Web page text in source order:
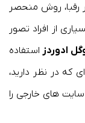
روش منحصر
از افراد تصور
ادوردز استفاده
در نظر دارید،
سایت های خارجی را